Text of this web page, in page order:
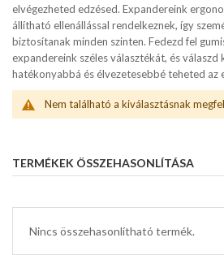
elvégezheted edzésed. Expandereink
állítható ellenállással rendelkeznek, így
biztosítanak minden szinten. Fedezd fel
expandereink széles választékát, és válaszd
hatékonyabbá és élvezetesebbé teheted az
Nem található a kiválasztásnak
TERMÉKEK ÖSSZEHASONLÍTÁSA
Nincs összehasonlítható termék.